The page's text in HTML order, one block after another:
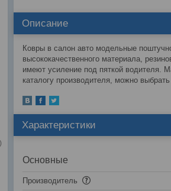
Описание
Ковры в салон авто модельные
высококачественного материала,
имеют усиление под пяткой водителя.
каталогу производителя, можно
Характеристики
Основные
Производитель